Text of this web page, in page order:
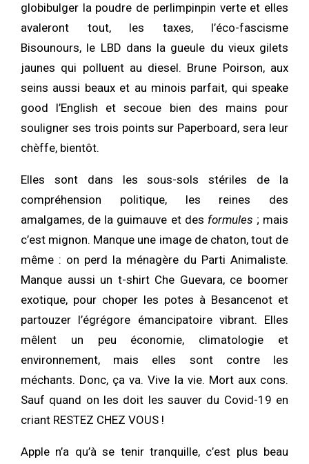
globibulger la poudre de perlimpinpin verte et elles
avaleront tout, les taxes, l’éco-fascisme
Bisounours, le LBD dans la gueule du vieux gilets
jaunes qui polluent au diesel. Brune Poirson, aux
seins aussi beaux et au minois parfait, qui speake
good l’English et secoue bien des mains pour
souligner ses trois points sur Paperboard, sera leur
chèffe, bientôt.
Elles sont dans les sous-sols stériles de la
compréhension politique, les reines des
amalgames, de la guimauve et des formules ; mais
c’est mignon. Manque une image de chaton, tout de
même : on perd la ménagère du Parti Animaliste.
Manque aussi un t-shirt Che Guevara, ce boomer
exotique, pour choper les potes à Besancenot et
partouzer l’égrégore émancipatoire vibrant. Elles
mêlent un peu économie, climatologie et
environnement, mais elles sont contre les
méchants. Donc, ça va. Vive la vie. Mort aux cons.
Sauf quand on les doit les sauver du Covid-19 en
criant RESTEZ CHEZ VOUS !
Apple n’a qu’à se tenir tranquille, c’est plus beau